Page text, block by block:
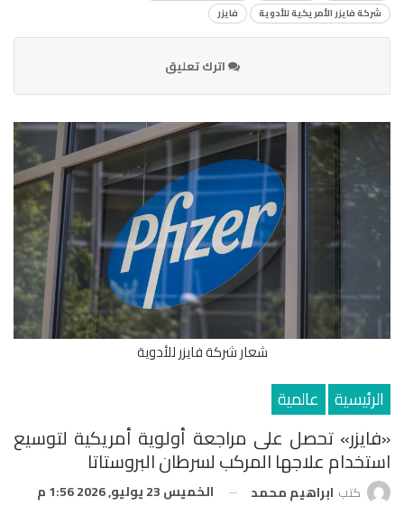
شركة فايزر الأمريكية للأدوية
فايزر
اترك تعليق
شعار شركة فايزر للأدوية
الرئيسية عالمية
«فايزر» تحصل على مراجعة أولوية أمريكية لتوسيع
استخدام علاجها المركب لسرطان البروستاتا
كتب ابراهيم محمد الخميس 23 يوليو, 2026 1:56 م